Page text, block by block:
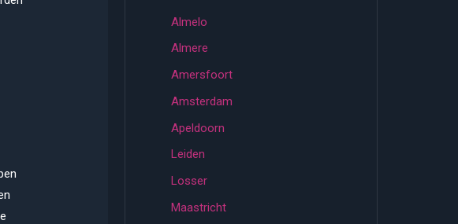
Almelo
Almere
Amersfoort
Amsterdam
Apeldoorn
Leiden
Losser
Maastricht